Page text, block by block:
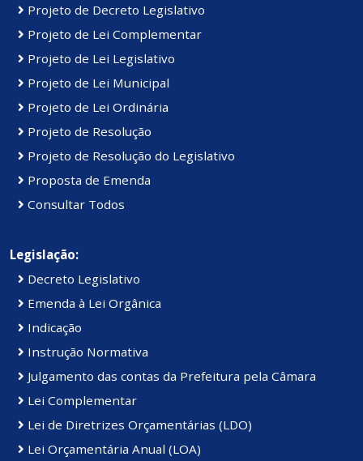
Projeto de Decreto Legislativo
Projeto de Lei Complementar
Projeto de Lei Legislativo
Projeto de Lei Municipal
Projeto de Lei Ordinária
Projeto de Resolução
Projeto de Resolução do Legislativo
Proposta de Emenda
Consultar Todos
Legislação:
Decreto Legislativo
Emenda à Lei Orgânica
Indicação
Instrução Normativa
Julgamento das contas da Prefeitura pela Câmara
Lei Complementar
Lei de Diretrizes Orçamentárias (LDO)
Lei Orçamentária Anual (LOA)